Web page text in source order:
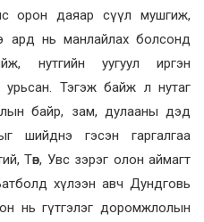
улс орон даяар сүүл мушгиж,
ард нь манлайлах болсонд
нутгийн уугуул иргэн
Тэгэж байж л нутаг
байр, зам, дулааны дэд
шийднэ гэсэн гаргалгаа
Төв, Увс зэрэг олон аймагт
хүлээн авч Дундговь
нь гүтгэлэг доромжлолын